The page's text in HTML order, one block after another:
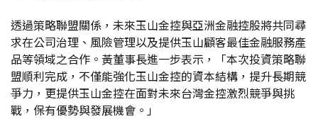
透過策略聯盟關係，未來玉山金控與亞洲金融控股將共同尋
求在公司治理、風險管理以及提供玉山顧客最佳金融服務產
品等領域之合作。黃董事長進一步表示，「本次投資策略聯
盟順利完成，不僅能強化玉山金控的資本結構，提升長期競
爭力，更提供玉山金控在面對未來台灣金控激烈競爭與挑
戰，保有優勢與發展機會。」